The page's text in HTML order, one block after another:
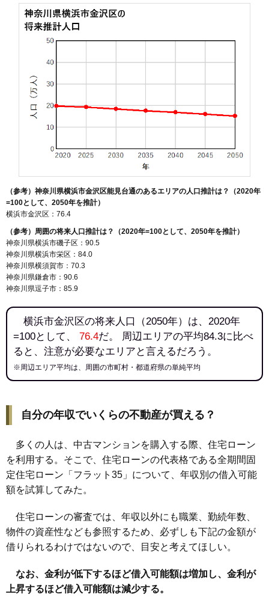
（参考）神奈川県横浜市金沢区能見台通のあるエリアの人口推計は？（2020年
=100として、2050年を推計）
横浜市金沢区：76.4
（参考）周囲の将来人口推計は？（2020年=100として、2050年を推計）
神奈川県横浜市磯子区：90.5
神奈川県横浜市栄区：84.0
神奈川県横須賀市：70.3
神奈川県鎌倉市：90.6
神奈川県逗子市：85.9
横浜市金沢区の将来人口（2050年）は、2020年
=100として、 76.4だ。 周辺エリアの平均84.3に比べ
ると、注意が必要なエリアと言えるだろう。
※周辺エリア平均は、周囲の市町村・都道府県の単純平均
自分の年収でいくらの不動産が買える？
多くの人は、中古マンションを購入する際、住宅ローン
を利用する。そこで、住宅ローンの代表格である全期間固
定住宅ローン「フラット35」について、年収別の借入可能
額を試算してみた。
住宅ローンの審査では、年収以外にも職業、勤続年数、
物件の資産性なども参照するため、必ずしも下記の金額が
借りられるわけではないので、目安と考えてほしい。
なお、金利が低下するほど借入可能額は増加し、金利が
上昇するほど借入可能額は減少する。